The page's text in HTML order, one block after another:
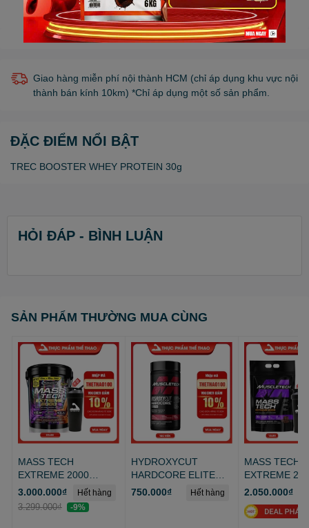
Gọi đặt mua0931.341.646(7:30 - 22:00)
Giao hàng miễn phí nội thành HCM (chỉ áp dụng khu vực nội
thành bán kính 10km) *Chỉ áp dụng một số sản phẩm.
ĐẶC ĐIỂM NỔI BẬT
TREC BOOSTER WHEY PROTEIN 30g
HỎI ĐÁP - BÌNH LUẬN
SẢN PHẨM THƯỜNG MUA CÙNG
MASS TECH
EXTREME 2000
(22lbs)
3.000.000₫
3.299.000₫ -9%
Hết hàng
HYDROXYCUT
HARDCORE ELITE
(100v - 110v)
750.000₫ Hết hàng
MASS TECH
EXTREME
(12lbs)
2.050.000₫